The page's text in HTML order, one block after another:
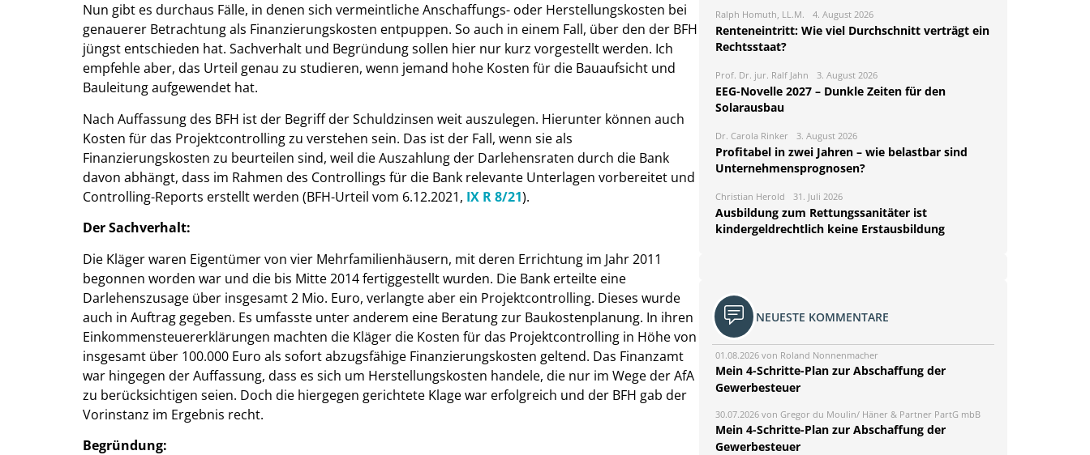
Nun gibt es durchaus Fälle, in denen sich vermeintliche Anschaffungs- oder Herstellungskosten bei
genauerer Betrachtung als Finanzierungskosten entpuppen. So auch in einem Fall, über den der BFH
jüngst entschieden hat. Sachverhalt und Begründung sollen hier nur kurz vorgestellt werden. Ich
empfehle aber, das Urteil genau zu studieren, wenn jemand hohe Kosten für die Bauaufsicht und
Bauleitung aufgewendet hat.
Nach Auffassung des BFH ist der Begriff der Schuldzinsen weit auszulegen. Hierunter können auch
Kosten für das Projektcontrolling zu verstehen sein. Das ist der Fall, wenn sie als
Finanzierungskosten zu beurteilen sind, weil die Auszahlung der Darlehensraten durch die Bank
davon abhängt, dass im Rahmen des Controllings für die Bank relevante Unterlagen vorbereitet und
Controlling-Reports erstellt werden (BFH-Urteil vom 6.12.2021, IX R 8/21).
Der Sachverhalt:
Die Kläger waren Eigentümer von vier Mehrfamilienhäusern, mit deren Errichtung im Jahr 2011
begonnen worden war und die bis Mitte 2014 fertiggestellt wurden. Die Bank erteilte eine
Darlehenszusage über insgesamt 2 Mio. Euro, verlangte aber ein Projektcontrolling. Dieses wurde
auch in Auftrag gegeben. Es umfasste unter anderem eine Beratung zur Baukostenplanung. In ihren
Einkommensteuererklärungen machten die Kläger die Kosten für das Projektcontrolling in Höhe von
insgesamt über 100.000 Euro als sofort abzugsfähige Finanzierungskosten geltend. Das Finanzamt
war hingegen der Auffassung, dass es sich um Herstellungskosten handele, die nur im Wege der AfA
zu berücksichtigen seien. Doch die hiergegen gerichtete Klage war erfolgreich und der BFH gab der
Vorinstanz im Ergebnis recht.
Begründung:
Ralph Homuth, LL.M. 4. August 2026
Renteneintritt: Wie viel Durchschnitt verträgt ein
Rechtsstaat?
Prof. Dr. jur. Ralf Jahn 3. August 2026
EEG-Novelle 2027 – Dunkle Zeiten für den
Solarausbau
Dr. Carola Rinker 3. August 2026
Profitabel in zwei Jahren – wie belastbar sind
Unternehmensprognosen?
Christian Herold 31. Juli 2026
Ausbildung zum Rettungssanitäter ist
kindergeldrechtlich keine Erstausbildung
NEUESTE KOMMENTARE
01.08.2026 von Roland Nonnenmacher
Mein 4-Schritte-Plan zur Abschaffung der
Gewerbesteuer
30.07.2026 von Gregor du Moulin/ Häner & Partner PartG mbB
Mein 4-Schritte-Plan zur Abschaffung der
Gewerbesteuer